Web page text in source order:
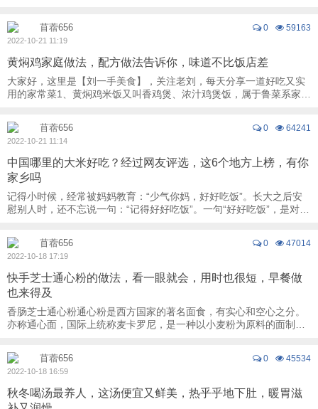
0 59163
苜蓿656
2022-10-21 11:19
黄焖鸡家庭做法，配方做法告诉你，味道不比饭店差
大家好，这里是【刘一手美食】，关注老刘，每天分享一道好吃又实
用的家常菜1、黄焖鸡米饭又叫香鸡煲、浓汁鸡煲饭，属于鲁菜系家常
0 64241
苜蓿656
2022-10-21 11:14
中国哪里的大米好吃？经过网友评选，这6个地方上榜，有你
家乡吗
记得小时候，经常被妈妈教育：“少气你妈，好好吃饭”。长大之后安
慰别人时，还不忘说一句：“记得好好吃饭”。一句“好好吃饭”，是对生
0 47014
苜蓿656
2022-10-18 17:19
快手芝士通心粉的做法，看一眼就会，用时也很短，早餐做
也来得及
香肠芝士通心粉通心粉是西方国家的著名面食，有实心和空心之分。
亦称通心面，国际上统称麦卡罗尼，是一种以小麦粉为原料的面制
0 45534
苜蓿656
2022-10-18 16:59
秋冬喝汤最养人，这汤便宜又鲜美，热乎乎地下肚，暖胃滋